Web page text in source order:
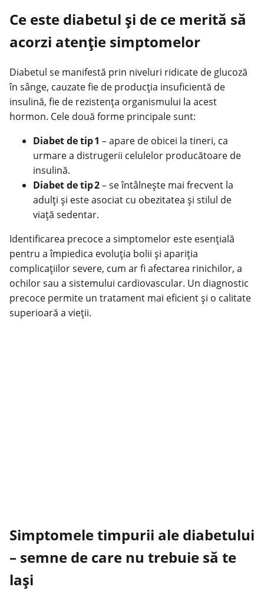
Ce este diabetul și de ce merită să
acorzi atenție simptomelor
Diabetul se manifestă prin niveluri ridicate de glucoză
în sânge, cauzate fie de producția insuficientă de
insulină, fie de rezistența organismului la acest
hormon. Cele două forme principale sunt:
Diabet de tip 1 – apare de obicei la tineri, ca
urmare a distrugerii celulelor producătoare de
insulină.
Diabet de tip 2– se întâlnește mai frecvent la
adulți și este asociat cu obezitatea și stilul de
viață sedentar.
Identificarea precocea simptomelor este esențială
pentru a împiedica evoluția bolii și apariția
complicațiilor severe, cum ar fi afectarea rinichilor, a
ochilor sau a sistemului cardiovascular. Un diagnostic
precoce permite un tratament mai eficient și o calitate
superioară a vieții.
Simptomele timpurii ale diabetului
– semne de care nu trebuie să te
lași